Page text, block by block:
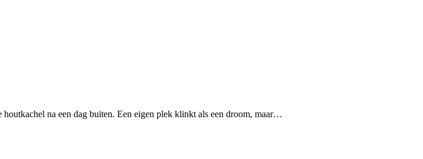
na een dag buiten. Een eigen plek klinkt als een droom, maar…